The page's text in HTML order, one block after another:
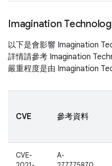
Imagination
以下是會影響 Imagination
詳情請參考 Imagination
嚴重程度是由 Imagination
CVE 參考資料
CVE-
A-